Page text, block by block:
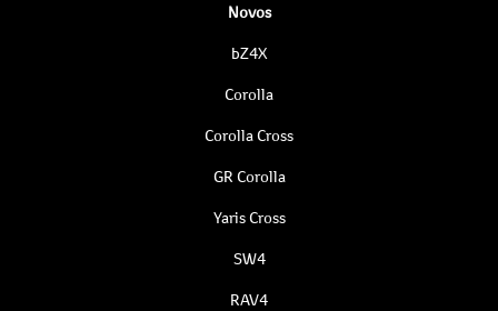
Novos
bZ4X
Corolla
Corolla Cross
GR Corolla
Yaris Cross
SW4
RAV4